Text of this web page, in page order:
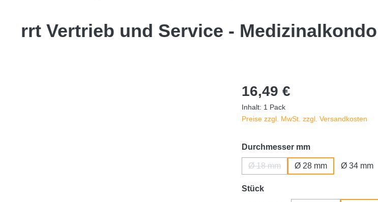
rrt Vertrieb und Service -
16,49 €
Inhalt: 1 Pack
Preise zzgl. MwSt. zzgl. Versandkosten
Durchmesser mmauswählen
Ø 18 mm
(Diese Option ist zurzeit nicht
Ø 28 mm Ø 34 mm
Stückauswählen